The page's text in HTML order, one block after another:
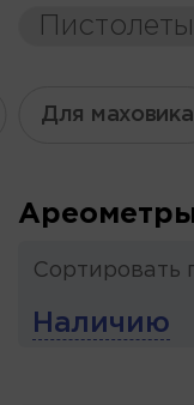
Пистолеты
Для маховика
Сортировать
Наличию